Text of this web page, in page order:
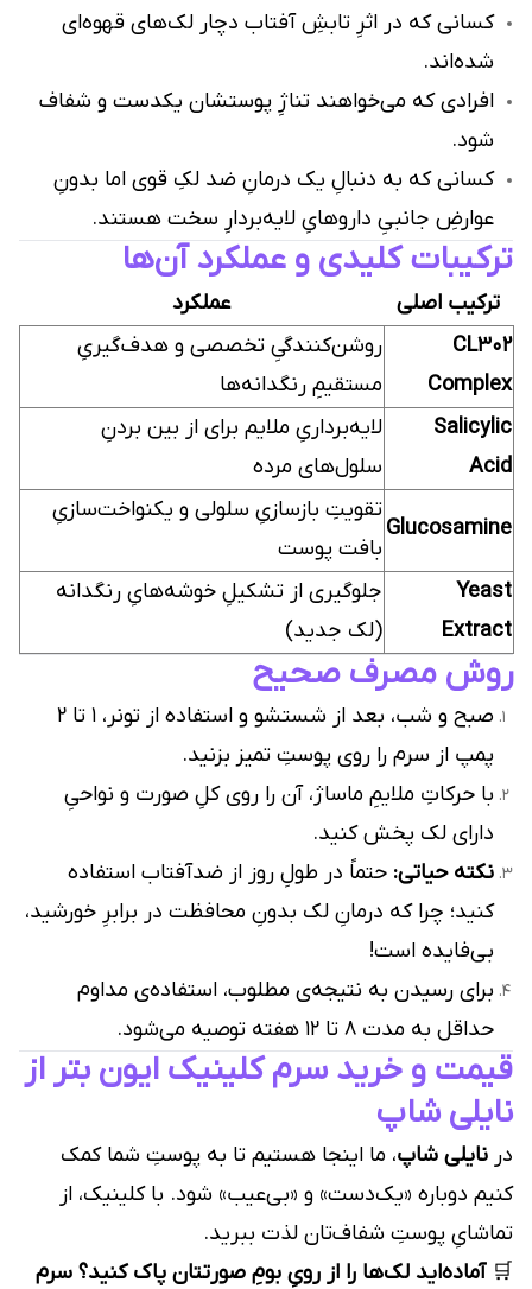
کسانی که در اثرِ تابشِ آفتاب دچار لک‌های قهوه‌ای
شده‌اند.
افرادی که می‌خواهند تناژِ پوستشان یکدست و شفاف
شود.
کسانی که به دنبالِ یک درمانِ ضد لکِ قوی اما بدونِ
عوارضِ جانبیِ داروهایِ لایه‌بردارِ سخت هستند.
ترکیبات کلیدی و عملکرد آن‌ها
ترکیب اصلی
عملکرد
CL302
Complex
روشن‌کنندگیِ تخصصی و هدف‌گیریِ
مستقیمِ رنگدانه‌ها
Salicylic
Acid
لایه‌برداریِ ملایم برای از بین بردنِ
سلول‌های مرده
Glucosamine
تقویتِ بازسازیِ سلولی و یکنواخت‌سازیِ
بافت پوست
Yeast
Extract
جلوگیری از تشکیلِ خوشه‌هایِ رنگدانه
(لک جدید)
روش مصرف صحیح
صبح و شب، بعد از شستشو و استفاده از تونر، ۱ تا ۲
پمپ از سرم را روی پوستِ تمیز بزنید.
با حرکاتِ ملایمِ ماساژ، آن را روی کلِ صورت و نواحیِ
دارای لک پخش کنید.
نکته حیاتی: حتماً در طولِ روز از ضدآفتاب استفاده
کنید؛ چرا که درمانِ لک بدونِ محافظت در برابرِ خورشید،
بی‌فایده است!
برای رسیدن به نتیجه‌ی مطلوب، استفاده‌ی مداوم
حداقل به مدت ۸ تا ۱۲ هفته توصیه می‌شود.
قیمت و خرید سرم کلینیک ایون بتر از
نایلی شاپ
در نایلی شاپ، ما اینجا هستیم تا به پوستِ شما کمک
کنیم دوباره «یک‌دست» و «بی‌عیب» شود. با کلینیک، از
تماشایِ پوستِ شفاف‌تان لذت ببرید.
🛒آماده‌اید لک‌ها را از رویِ بومِ صورتتان پاک کنید؟ سرم